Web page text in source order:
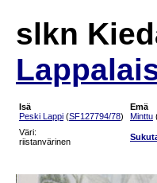
slkn
Isä
Peski Lappi (SF127794/78)
Emä
Minttu
Väri:
riistanvärinen